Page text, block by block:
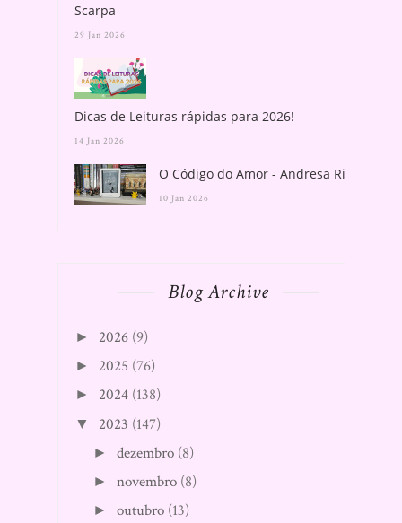
Scarpa
29 Jan 2026
Dicas de Leituras rápidas para 2026!
14 Jan 2026
O Código do Amor - Andresa Rios
10 Jan 2026
Blog Archive
► 2026 (9)
► 2025 (76)
► 2024 (138)
▼ 2023 (147)
►dezembro (8)
►novembro (8)
►outubro (13)